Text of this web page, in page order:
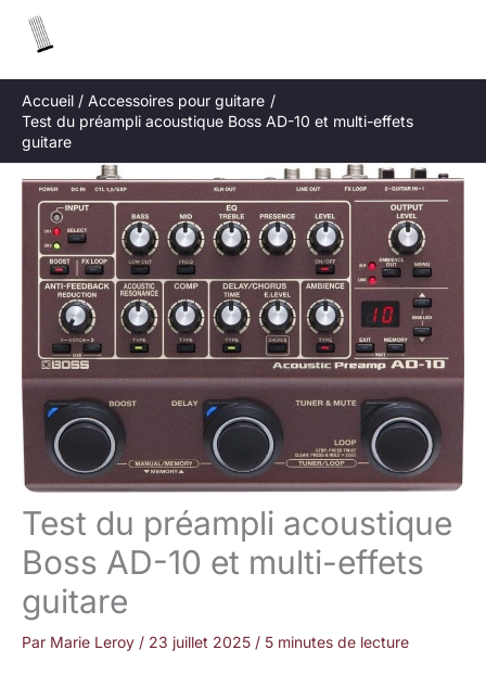
Accueil
Accessoires pour guitare
Test du préampli acoustique Boss AD-10 et multi-effets
guitare
Test du préampli acoustique
Boss AD-10 et multi-effets
guitare
Par Marie Leroy / 23 juillet 2025 / 5 minutes de lecture
h
e
r